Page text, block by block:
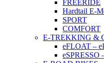
FREERIDE
Hardtail E-
SPORT
COMFORT
E-TREKKING &
eFLOAT –
eSPRESSO